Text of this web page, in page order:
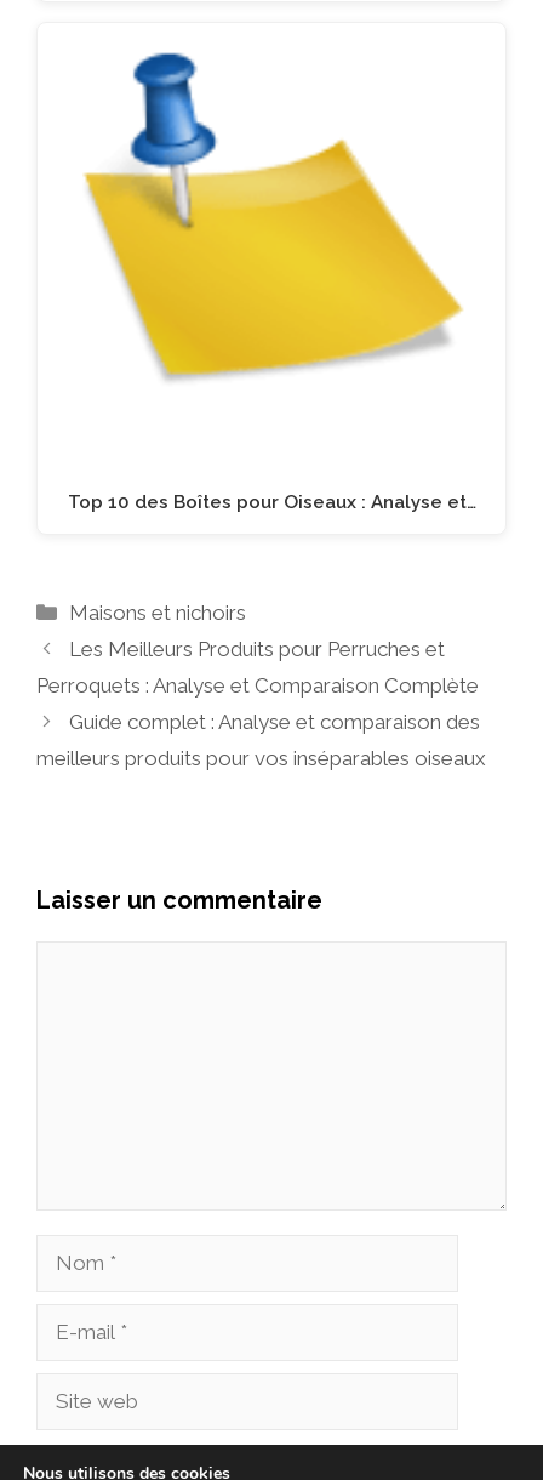
Top 10 des Boîtes pour Oiseaux : Analyse et…
Catégories
Maisons et nichoirs
Les Meilleurs Produits pour Perruches et
Perroquets : Analyse et Comparaison Complète
Guide complet : Analyse et comparaison des
meilleurs produits pour vos inséparables oiseaux
Laisser un commentaire
Nom
Site
Enregistrer mon nom, mon e-mail et mon site
Nous utilisons des cookies